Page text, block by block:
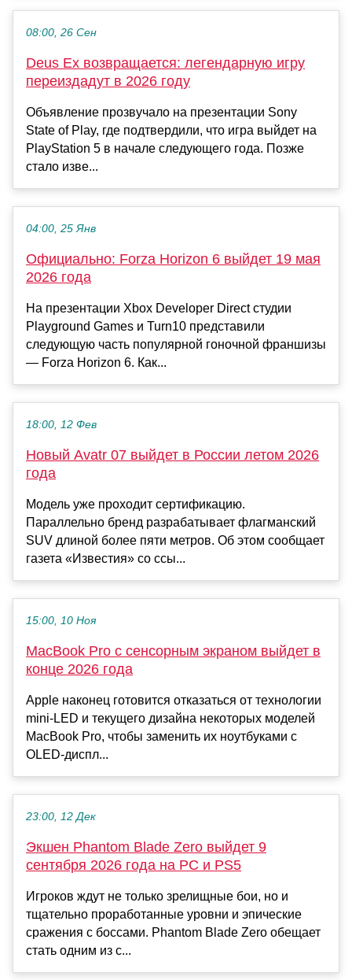
08:00, 26 Сен
Deus Ex возвращается: легендарную игру
переиздадут в 2026 году
Объявление прозвучало на презентации Sony
State of Play, где подтвердили, что игра выйдет на
PlayStation 5 в начале следующего года. Позже
стало изве...
04:00, 25 Янв
Официально: Forza Horizon 6 выйдет 19 мая
2026 года
На презентации Xbox Developer Direct студии
Playground Games и Turn10 представили
следующую часть популярной гоночной франшизы
— Forza Horizon 6. Как...
18:00, 12 Фев
Новый Avatr 07 выйдет в России летом 2026
года
Модель уже проходит сертификацию.
Параллельно бренд разрабатывает флагманский
SUV длиной более пяти метров. Об этом сообщает
газета «Известия» со ссы...
15:00, 10 Ноя
MacBook Pro с сенсорным экраном выйдет в
конце 2026 года
Apple наконец готовится отказаться от технологии
mini-LED и текущего дизайна некоторых моделей
MacBook Pro, чтобы заменить их ноутбуками с
OLED-диспл...
23:00, 12 Дек
Экшен Phantom Blade Zero выйдет 9
сентября 2026 года на PC и PS5
Игроков ждут не только зрелищные бои, но и
тщательно проработанные уровни и эпические
сражения с боссами. Phantom Blade Zero обещает
стать одним из с...